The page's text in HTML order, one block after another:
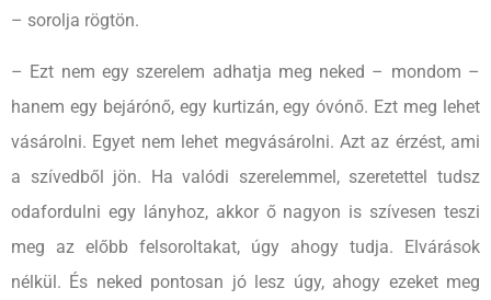
– sorolja rögtön.
– Ezt nem egy szerelem adhatja meg neked – mondom –
hanem egy bejárónő, egy kurtizán, egy óvónő. Ezt meg lehet
vásárolni. Egyet nem lehet megvásárolni. Azt az érzést, ami
a szívedből jön. Ha valódi szerelemmel, szeretettel tudsz
odafordulni egy lányhoz, akkor ő nagyon is szívesen teszi
meg az előbb felsoroltakat, úgy ahogy tudja. Elvárások
nélkül. És neked pontosan jó lesz úgy, ahogy ezeket meg